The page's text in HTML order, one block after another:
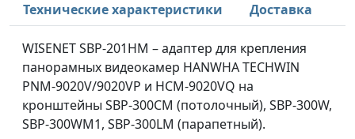
Технические характеристики
Доставка
WISENET SBP-201HM – адаптер для крепления
панорамных видеокамер HANWHA TECHWIN
PNM-9020V/9020VP и HCM-9020VQ на
кронштейны SBP-300CM (потолочный), SBP-300W,
SBP-300WM1, SBP-300LM (парапетный).